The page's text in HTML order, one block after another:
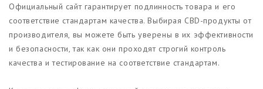
Официальный сайт гарантирует подлинность товара и его
соответствие стандартам качества. Выбирая CBD-продукты от
производителя, вы можете быть уверены в их эффективности
и безопасности, так как они проходят строгий контроль
качества и тестирование на соответствие стандартам.